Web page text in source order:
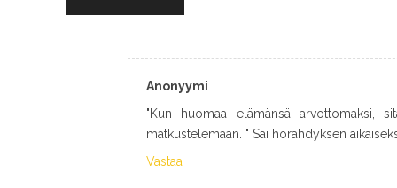
Anonyymi
"Kun huomaa elämänsä arvottomaksi,
matkustelemaan. " Sai hörähdyksen
Vastaa